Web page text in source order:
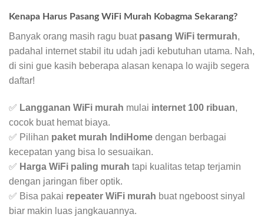
Kenapa Harus Pasang WiFi Murah Kobagma Sekarang?
Banyak orang masih ragu buat pasang WiFi termurah,
padahal internet stabil itu udah jadi kebutuhan utama. Nah,
di sini gue kasih beberapa alasan kenapa lo wajib segera
daftar!
✅ Langganan WiFi murah mulai internet 100 ribuan,
cocok buat hemat biaya.
✅ Pilihan paket murah IndiHome dengan berbagai
kecepatan yang bisa lo sesuaikan.
✅ Harga WiFi paling murah tapi kualitas tetap terjamin
dengan jaringan fiber optik.
✅ Bisa pakai repeater WiFi murah buat ngeboost sinyal
biar makin luas jangkauannya.